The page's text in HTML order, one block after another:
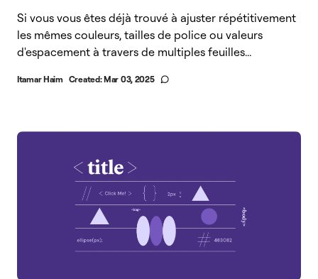
Si vous vous êtes déjà trouvé à ajuster répétitivement
les mêmes couleurs, tailles de police ou valeurs
d'espacement à travers de multiples feuilles...
Itamar Haim Created:Mar 03, 2025